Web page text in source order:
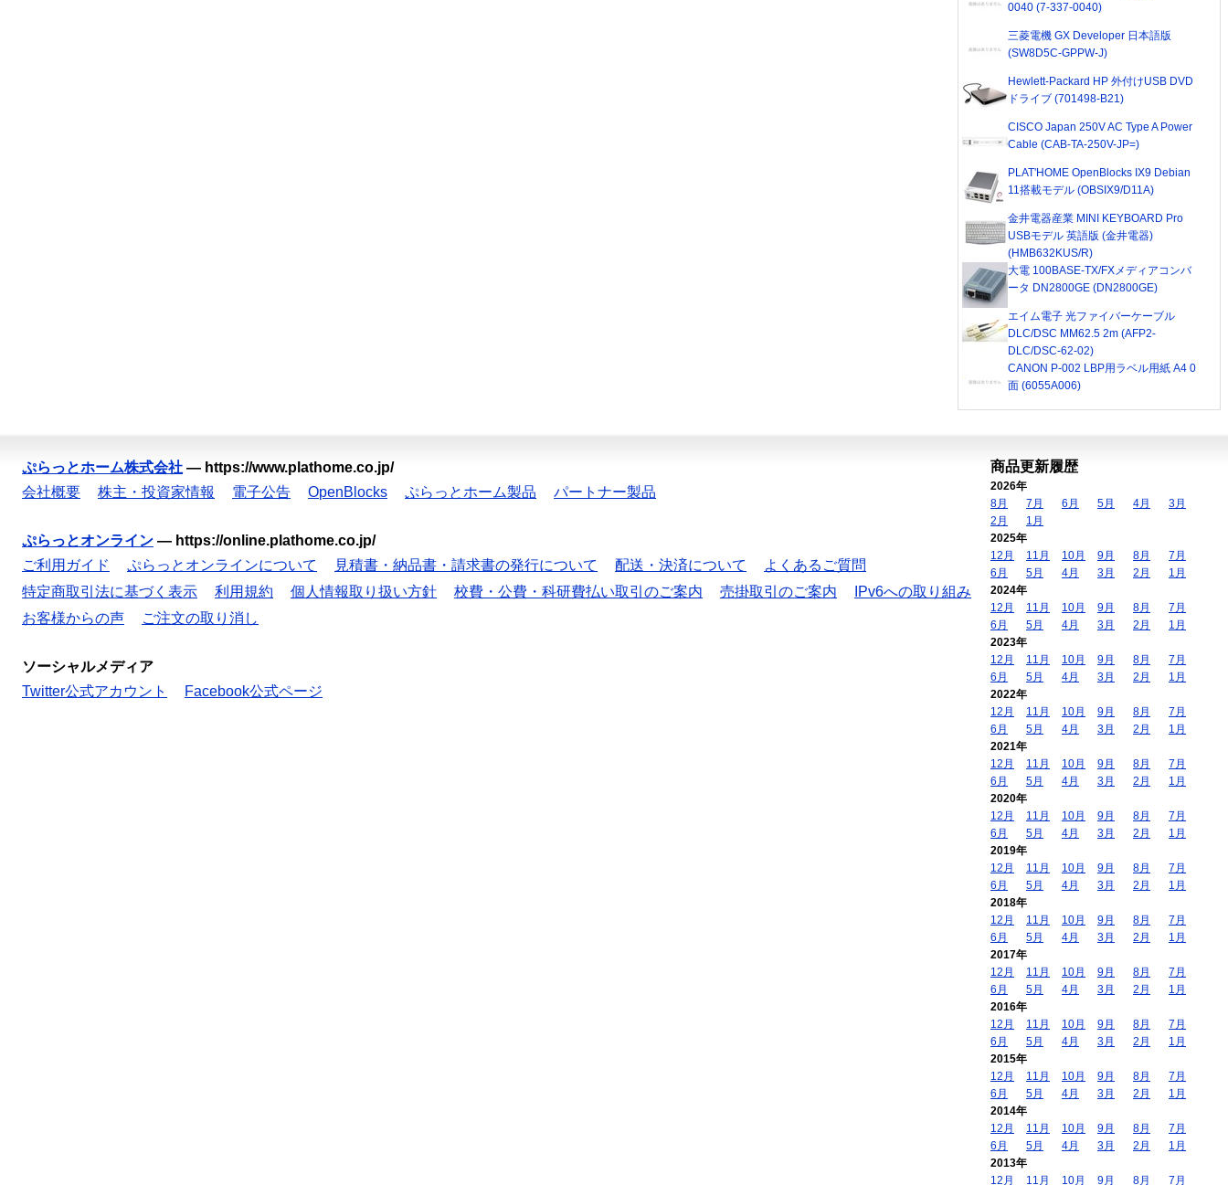
0040 (7-337-0040)
三菱電機 GX Developer 日本語版
(SW8D5C-GPPW-J)
Hewlett-Packard HP 外付けUSB DVD
ドライブ (701498-B21)
CISCO Japan 250V AC Type A Power
Cable (CAB-TA-250V-JP=)
PLAT'HOME OpenBlocks IX9 Debian
11搭載モデル (OBSIX9/D11A)
金井電器産業 MINI KEYBOARD Pro
USBモデル 英語版 (金井電器)
(HMB632KUS/R)
大電 100BASE-TX/FXメディアコンバ
ータ DN2800GE (DN2800GE)
エイム電子 光ファイバーケーブル
DLC/DSC MM62.5 2m (AFP2-
DLC/DSC-62-02)
CANON P-002 LBP用ラベル用紙 A4 0
面 (6055A006)
ぷらっとホーム株式会社 — https://www.plathome.co.jp/
会社概要
株主・投資家情報 電子公告 OpenBlocks ぷらっとホーム製品 パートナー製品
ぷらっとオンライン — https://online.plathome.co.jp/
ご利用ガイド
ぷらっとオンラインについて 見積書・納品書・請求書の発行について 配送・決済について
よくあるご質問
特定商取引法に基づく表示
利用規約 個人情報取り扱い方針 校費・公費・科研費払い取引のご案内 売掛取引のご案内
IPv6への取り組み
お客様からの声
ご注文の取り消し
ソーシャルメディア
Twitter公式アカウント
Facebook公式ページ
商品更新履歴
2026年
8月
7月 6月 5月 4月
3月
2月
1月
2025年
12月
11月 10月 9月 8月
7月
6月
5月 4月 3月 2月
1月
2024年
12月
11月 10月 9月 8月
7月
6月
5月 4月 3月 2月
1月
2023年
12月
11月 10月 9月 8月
7月
6月
5月 4月 3月 2月
1月
2022年
12月
11月 10月 9月 8月
7月
6月
5月 4月 3月 2月
1月
2021年
12月
11月 10月 9月 8月
7月
6月
5月 4月 3月 2月
1月
2020年
12月
11月 10月 9月 8月
7月
6月
5月 4月 3月 2月
1月
2019年
12月
11月 10月 9月 8月
7月
6月
5月 4月 3月 2月
1月
2018年
12月
11月 10月 9月 8月
7月
6月
5月 4月 3月 2月
1月
2017年
12月
11月 10月 9月 8月
7月
6月
5月 4月 3月 2月
1月
2016年
12月
11月 10月 9月 8月
7月
6月
5月 4月 3月 2月
1月
2015年
12月
11月 10月 9月 8月
7月
6月
5月 4月 3月 2月
1月
2014年
12月
11月 10月 9月 8月
7月
6月
5月 4月 3月 2月
1月
2013年
12月
11月 10月 9月 8月 7月